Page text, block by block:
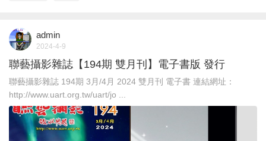
admin
2024-4-9
聯藝攝影雜誌【194期 雙月刊】電子書版 發行
聯藝攝影雜誌 194期 3月/4月 2024 雙月刊 電子書 連結網址：
http://www.uart.org.tw/uart/jo ...